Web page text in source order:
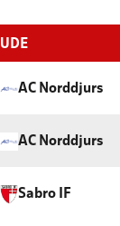
UDE
AC Norddjurs
AC Norddjurs
Sabro IF